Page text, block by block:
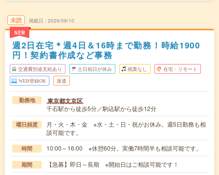
未読
NEW
掲載日 2026/08/10
週2日在宅＊週4日＆16時まで勤務！時給1900
円！契約書作成など事務
交通費別途支給あり 土日祝日が休み 残業なし 在宅・リモート
WEB登録OK 派遣
勤務地 東京都文京区
千石駅から徒歩5分／駒込駅から徒歩12分
曜日頻度
月・火・木・金 ※水・土・日・祝がお休み。週5日勤務も相
談可能です。
時間 10:00～16:00 ※休憩60分。実働7時間半も相談可能です。
期間 【急募】即日～長期 ※開始日はご相談可能です！